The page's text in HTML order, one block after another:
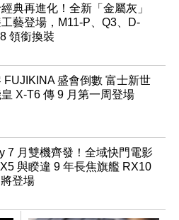
典再進化！全新「金屬灰」
藝登場，M11-P、Q3、D-
領銜換裝
FUJIKINA 盛會倒數 富士新世
X-T6 傳 9 月第一周登場
7 月雙機齊發！全域快門電影
與睽違 9 年長焦旗艦 RX10
登場